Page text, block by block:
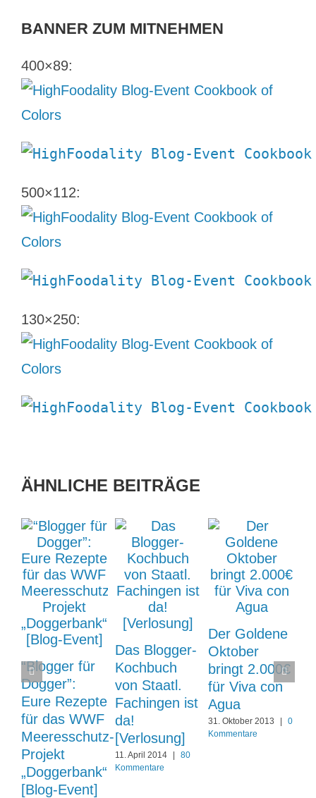
BANNER ZUM MITNEHMEN
400×89:
500×112:
130×250:
ÄHNLICHE BEITRÄGE
“Blogger für
Dogger”:
Eure Rezepte
für das WWF
Meeresschutz-
Projekt
„Doggerbank“
[Blog-Event]
Das Blogger-
Kochbuch
von Staatl.
Fachingen ist
da!
[Verlosung]
11. April 2014
80
Kommentare
Der Goldene
Oktober
bringt 2.000€
für Viva con
Agua
31. Oktober 2013
0
Kommentare